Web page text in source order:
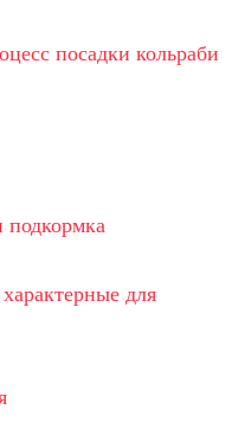
посадки кольраби
для